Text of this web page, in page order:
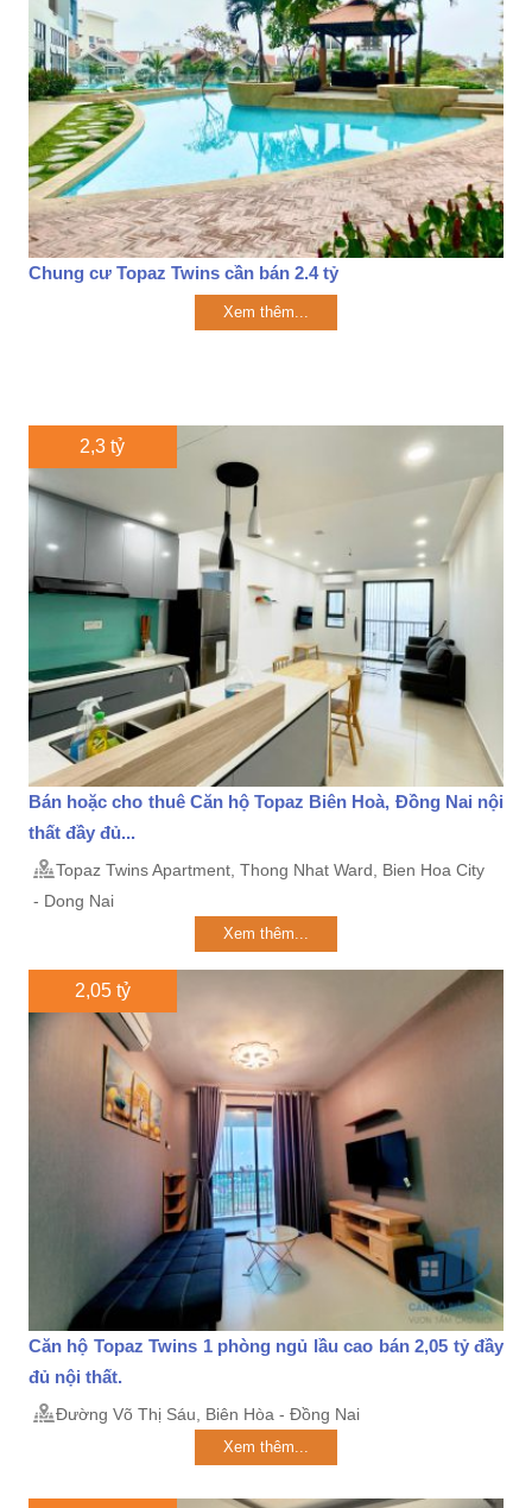
Chung cư Topaz Twins cần bán 2.4 tỷ
Xem thêm...
2,3 tỷ
Bán hoặc cho thuê Căn hộ Topaz Biên Hoà, Đồng Nai nội
thất đầy đủ...
Topaz Twins Apartment, Thong Nhat Ward, Bien Hoa City
- Dong Nai
Xem thêm...
2,05 tỷ
Căn hộ Topaz Twins 1 phòng ngủ lầu cao bán 2,05 tỷ đầy
đủ nội thất.
Đường Võ Thị Sáu, Biên Hòa - Đồng Nai
Xem thêm...